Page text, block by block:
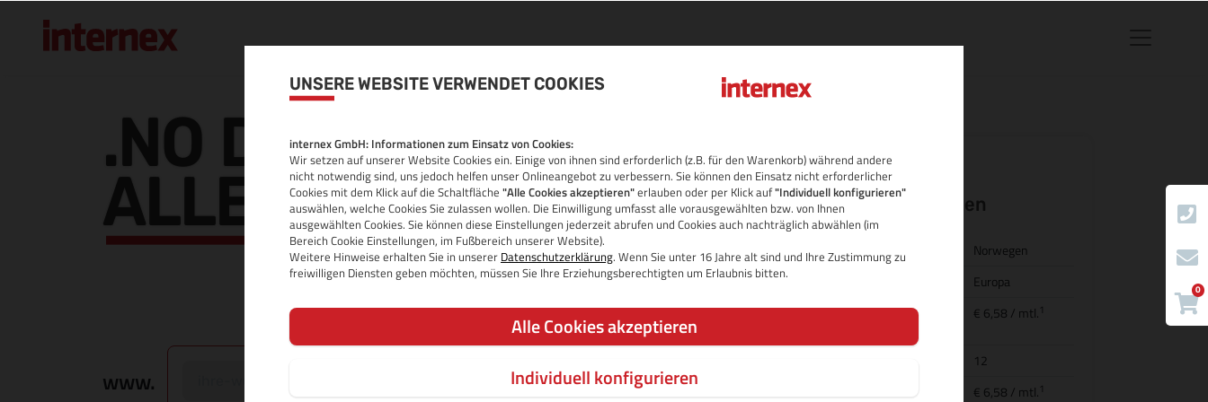
UNSERE WEBSITE VERWENDET COOKIES
internex GmbH: Informationen zum Einsatz von Cookies:
Wir setzen auf unserer Website Cookies ein. Einige von ihnen sind erforderlich (z.B. für den Warenkorb) während andere
nicht notwendig sind, uns jedoch helfen unser Onlineangebot zu verbessern. Sie können den Einsatz nicht erforderlicher
Cookies mit dem Klick auf die Schaltfläche "Alle Cookies akzeptieren"erlauben oder per Klick auf"Individuell konfigurieren"
auswählen, welche Cookies Sie zulassen wollen. Die Einwilligung umfasst alle vorausgewählten bzw. von Ihnen
ausgewählten Cookies. Sie können diese Einstellungen jederzeit abrufen und Cookies auch nachträglich abwählen (im
Bereich Cookie Einstellungen, im Fußbereich unserer Website).
Weitere Hinweise erhalten Sie in unserer Datenschutzerklärung. Wenn Sie unter 16 Jahre alt sind und Ihre Zustimmung zu
freiwilligen Diensten geben möchten, müssen Sie Ihre Erziehungsberechtigten um Erlaubnis bitten.
Alle Cookies akzeptieren
Individuell konfigurieren
0
.NO DOMAIN
ALLE INFOS
www. JETZT DOMAIN PRÜFEN
.no Domain-
Eigenschaften
Land/Bezeichnung
Norwegen
Europa
Preis für
€ 6,58 / mtl. 1
12
€ 6,58 / mtl. 1